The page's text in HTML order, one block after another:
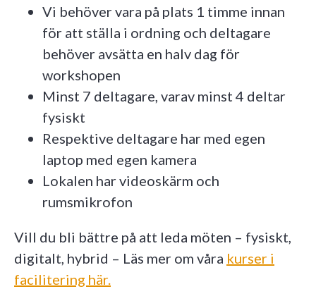
Vi behöver vara på plats 1 timme innan
för att ställa i ordning och deltagare
behöver avsätta en halv dag för
workshopen
Minst 7 deltagare, varav minst 4 deltar
fysiskt
Respektive deltagare har med egen
laptop med egen kamera
Lokalen har videoskärm och
rumsmikrofon
Vill du bli bättre på att leda möten – fysiskt,
digitalt, hybrid – Läs mer om våra kurser i
facilitering här.